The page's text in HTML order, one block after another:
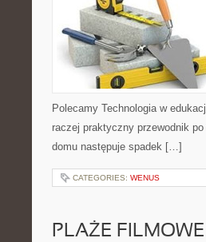
Polecamy Technologia w
raczej praktyczny przewodnik
domu następuje spadek […]
CATEGORIES: WENUS
PLAŻE